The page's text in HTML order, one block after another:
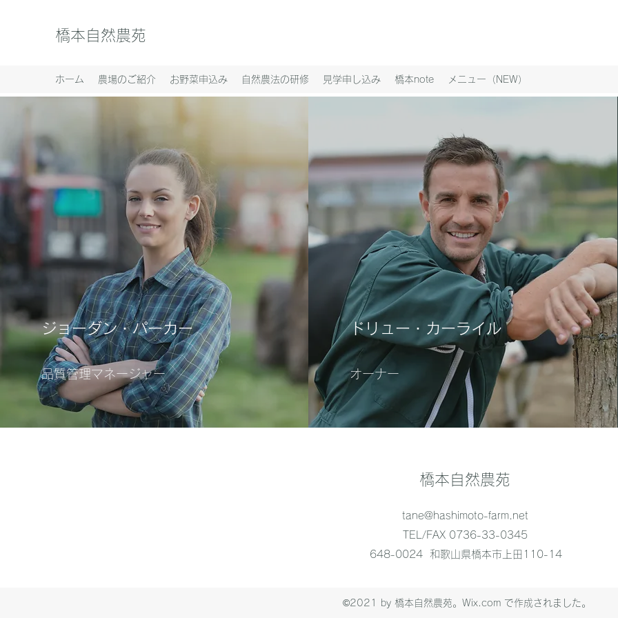
橋本自然農苑
ホーム 農場のご紹介 お野菜申込み 自然農法の研修 見学申し込み 橋本note メニュー（NEW）
ジョーダン・パーカー
品質管理マネージャー
ドリュー・カーライル
オーナー
橋本自然農苑
tane@hashimoto-farm.net
TEL/FAX 0736-33-0345
648-0024 和歌山県橋本市上田110-14
©2021 by 橋本自然農苑。Wix.com で作成されました。